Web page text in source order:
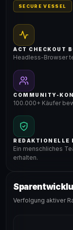
SECURE VESSEL
ACT CHECKOUT
Headless-Browser
COMMUNITY-
100.000+ Käufer
REDAKTIONELLE
Ein menschliches
erhalten.
Verfolgung aktiver